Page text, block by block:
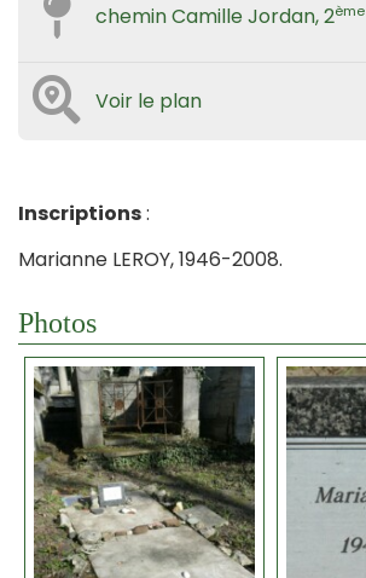
chemin Camille Jordan, 2ème
Voir le plan
Inscriptions:
Marianne LEROY, 1946-2008.
Photos